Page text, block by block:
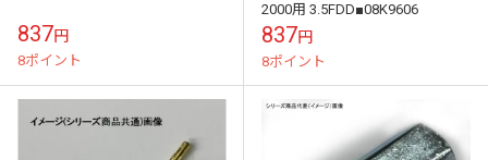
837円
8ポイント
2000用 3.5FDD■08K9606
837円
8ポイント